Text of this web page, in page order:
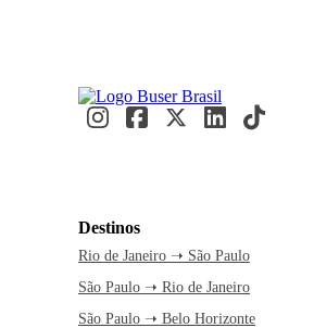
Destinos
Rio de Janeiro ➝ São Paulo
São Paulo ➝ Rio de Janeiro
São Paulo ➝ Belo Horizonte